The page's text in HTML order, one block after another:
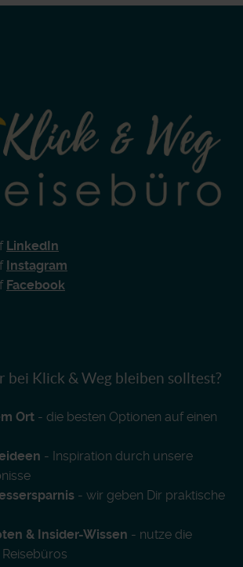
LinkedIn
Instagram
Facebook
bei Klick & Weg bleiben solltest?
Ort - die besten Optionen auf einen
- Inspiration durch unsere
- wir geben Dir praktische
& Insider-Wissen - nutze die